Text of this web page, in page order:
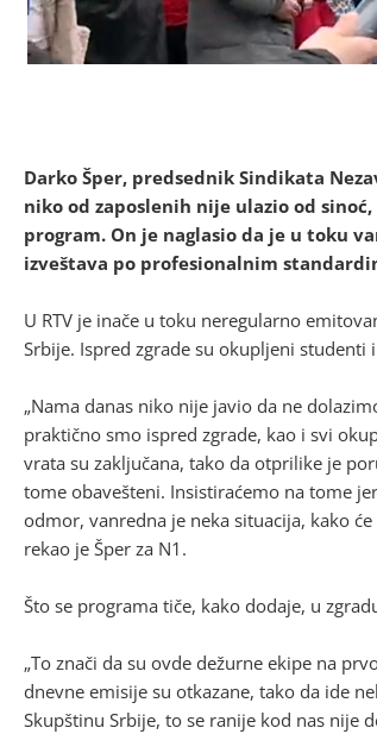
Darko Šper, predsednik Sindikata
niko od zaposlenih nije ulazio od
program. On je naglasio da je u toku
izveštava po profesionalnim
U RTV je inače u toku neregularno
Srbije. Ispred zgrade su okupljeni studenti
„Nama danas niko nije javio da ne
praktično smo ispred zgrade, kao i svi
vrata su zaključana, tako da otprilike je
tome obavešteni. Insistiraćemo na tome
odmor, vanredna je neka situacija, kako
rekao je Šper za N1.
Što se programa tiče, kako dodaje, u
„To znači da su ovde dežurne ekipe na
dnevne emisije su otkazane, tako da ide
Skupštinu Srbije, to se ranije kod nas nije